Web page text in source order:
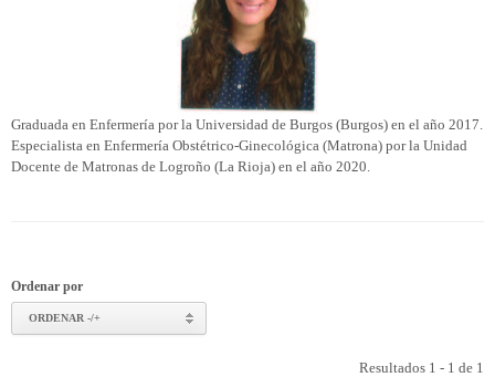
Graduada en Enfermería por la Universidad de Burgos (Burgos) en el año 2017.
Especialista en Enfermería Obstétrico-Ginecológica (Matrona) por la Unidad
Docente de Matronas de Logroño (La Rioja) en el año 2020.
Ordenar por
ORDENAR -/+
Resultados 1 - 1 de 1